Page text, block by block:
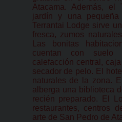
Atacama. Además, el
jardín y una
Terrantai Lodge sirve
fresca, zumos
Las bonitas
cuentan con suelo
calefacción central,
secador de pelo. El
naturales de la zona.
alberga una biblioteca
recién preparado. El
restaurantes, centros
arte de San Pedro de